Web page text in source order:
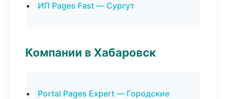
ИП Pages Fast — Сургут
Компании в Хабаровск
Portal Pages Expert — Городские